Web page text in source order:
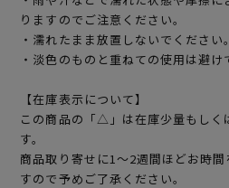
りますのでご注意ください。
・濡れたまま放置しないでください。
・淡色のものと重ねての使用は避け
【在庫表示について】
この商品の「△」は在庫少量もしく
す。
商品取り寄せに1～2週間ほどお時
すので予めご了承ください。